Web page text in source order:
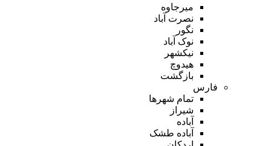
میرجاوه
نصرت آباد
نگور
نوک آباد
نیکشهر
هیدوچ
بازگشت
فارس
تمام شهر‌ها
شیراز
آباده
آباده طشک